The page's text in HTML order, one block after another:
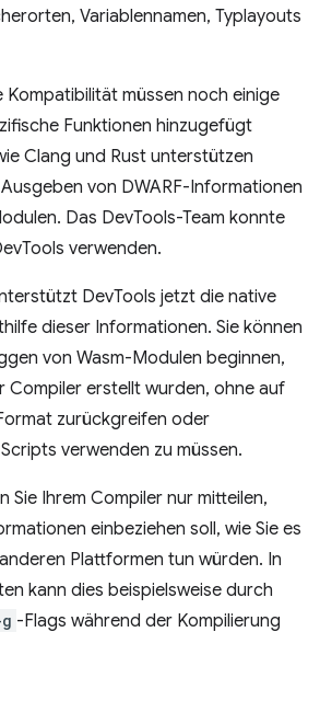
Variablennamen, Typlayouts
Kompatibilität müssen noch einige
Funktionen hinzugefügt
Clang und Rust unterstützen
von DWARF-Informationen
Das DevTools-Team konnte
verwenden.
DevTools jetzt die native
dieser Informationen. Sie können
von Wasm-Modulen beginnen,
Compiler erstellt wurden, ohne auf
zurückgreifen oder
verwenden zu müssen.
Sie Ihrem Compiler nur mitteilen,
einbeziehen soll, wie Sie es
Plattformen tun würden. In
kann dies beispielsweise durch
-Flags während der Kompilierung